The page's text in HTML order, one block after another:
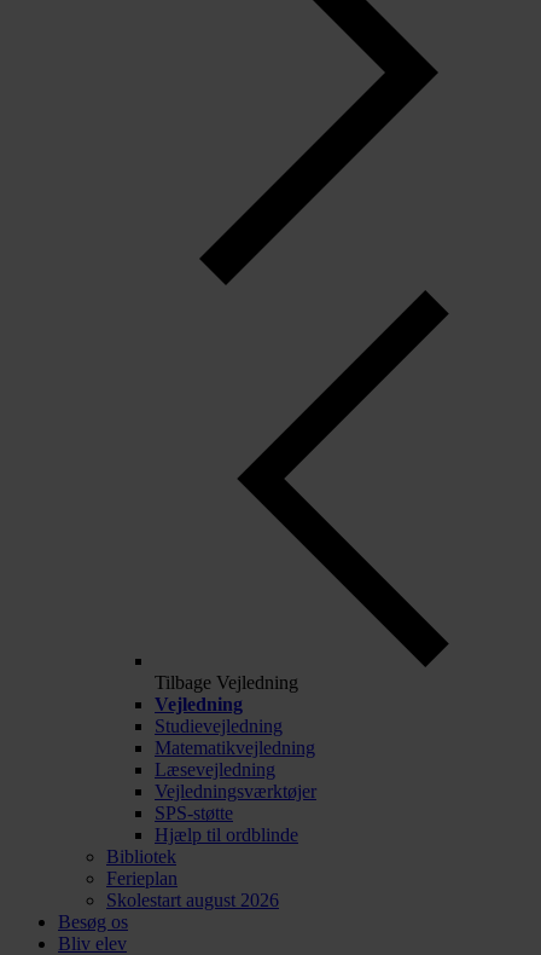
Tilbage Vejledning
Vejledning
Studievejledning
Matematikvejledning
Læsevejledning
Vejledningsværktøjer
SPS-støtte
Hjælp til ordblinde
Bibliotek
Ferieplan
Skolestart august 2026
Besøg os
Bliv elev